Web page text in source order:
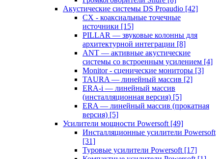
Акустические системы DS Proaudio [42]
CX - коаксиальные точечные
источники [15]
PILLAR — звуковые колонны для
архитектурной интеграции [8]
ANT — активные акустические
системы со встроенным усилением [4]
Monitor - сценические мониторы [3]
TAURA — линейный массив [2]
ERA-i — линейный массив
(инсталляционная версия) [5]
ERA — линейный массив (прокатная
версия) [5]
Усилители мощности Powersoft [49]
Инсталляционные усилители Powersoft
[31]
Туровые усилители Powersoft [17]